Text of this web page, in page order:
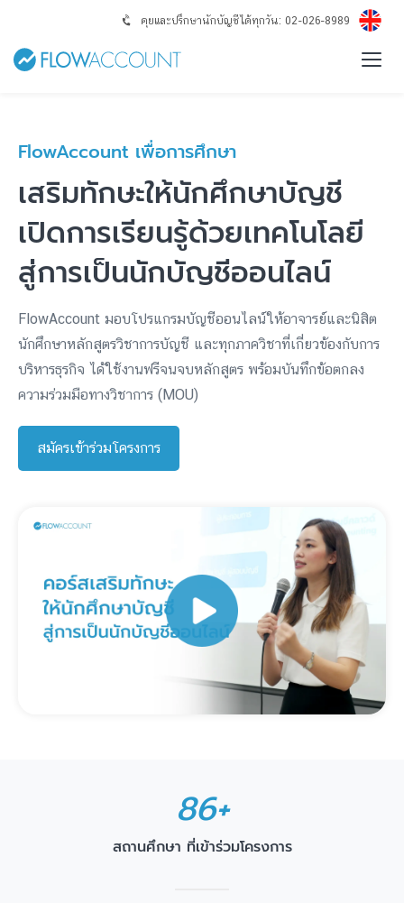
คุยและปรึกษานักบัญชีได้ทุกวัน: 02-026-8989
FlowAccount เพื่อการศึกษา
เสริมทักษะให้นักศึกษาบัญชี
เปิดการเรียนรู้ด้วยเทคโนโลยี
สู่การเป็นนักบัญชีออนไลน์
FlowAccount มอบโปรแกรมบัญชีออนไลน์ให้อาจารย์และนิสิต
นักศึกษาหลักสูตรวิชาการบัญชี และทุกภาควิชาที่เกี่ยวข้องกับการ
บริหารธุรกิจ ได้ใช้งานฟรีจนจบหลักสูตร พร้อมบันทึกข้อตกลง
ความร่วมมือทางวิชาการ (MOU)
สมัครเข้าร่วมโครงการ
86+
สถานศึกษา ที่เข้าร่วมโครงการ